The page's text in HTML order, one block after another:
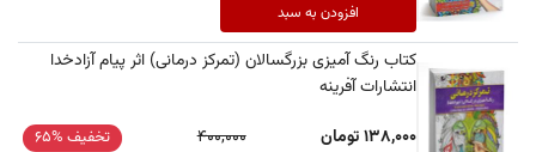
افزودن به سبد
کتاب رنگ آمیزی بزرگسالان (تمرکز درمانی) اثر پیام آزادخدا
انتشارات آفرینه
138,000 تومان
400,000 تخفیف %65